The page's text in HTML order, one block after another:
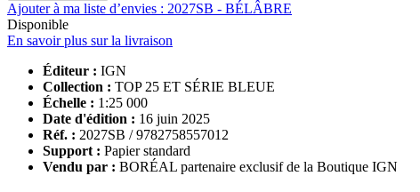
Ajouter à ma liste d’envies : 2027SB - BÉLÂBRE
Disponible
En savoir plus sur la livraison
Éditeur : IGN
Collection : TOP 25 ET SÉRIE BLEUE
Échelle : 1:25 000
Date d'édition : 16 juin 2025
Réf. : 2027SB / 9782758557012
Support : Papier standard
Vendu par : BORÉAL partenaire exclusif de la Boutique IGN